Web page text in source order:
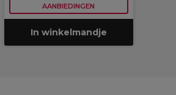
AANBIEDINGEN
In winkelmandje